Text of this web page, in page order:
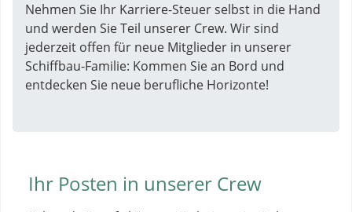
Nehmen Sie Ihr Karriere-Steuer selbst in die Hand
und werden Sie Teil unserer Crew. Wir sind
jederzeit offen für neue Mitglieder in unserer
Schiffbau-Familie: Kommen Sie an Bord und
entdecken Sie neue berufliche Horizonte!
Ihr Posten in unserer Crew